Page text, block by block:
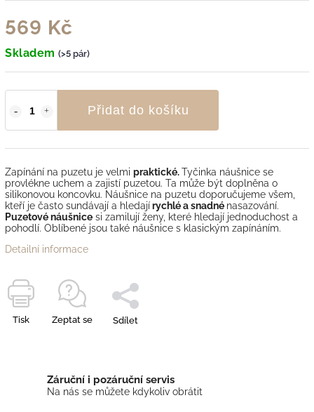
569 Kč
Skladem (>5 pár)
Přidat do košíku
Zapínání na puzetu je velmi praktické.Tyčinka náušnice se
provlékne uchem a zajistí puzetou. Ta může být doplněna o
silikonovou koncovku. Náušnice na puzetu doporučujeme všem,
kteří je často sundávají a hledajírychlé a snadné nasazování.
Puzetové náušnice si zamilují ženy, které hledají jednoduchost a
pohodlí. Oblíbené jsou také náušnice s klasickým zapínáním.
Detailní informace
Tisk Zeptat se Sdílet
Záruční i pozáruční servis
Na nás se můžete kdykoliv obrátit